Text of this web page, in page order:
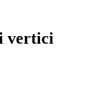
vertici